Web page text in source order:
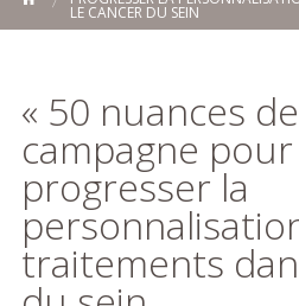
ACCUEILLE CANCER DU SEIN
« 50 nuances
campagne
progresser la
traitements